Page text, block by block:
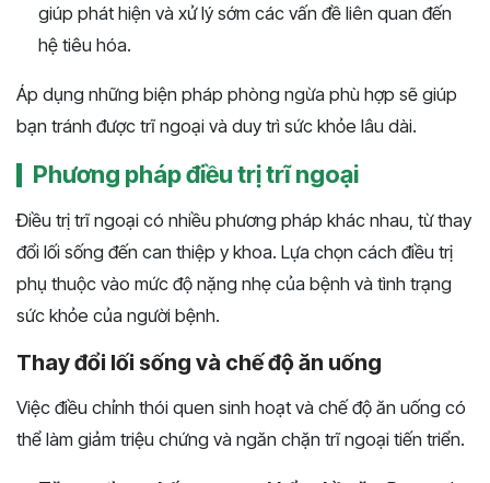
giúp phát hiện và xử lý sớm các vấn đề liên quan đến
hệ tiêu hóa.
Áp dụng những biện pháp phòng ngừa phù hợp sẽ giúp
bạn tránh được trĩ ngoại và duy trì sức khỏe lâu dài.
Phương pháp điều trị trĩ ngoại
Điều trị trĩ ngoại có nhiều phương pháp khác nhau, từ thay
đổi lối sống đến can thiệp y khoa. Lựa chọn cách điều trị
phụ thuộc vào mức độ nặng nhẹ của bệnh và tình trạng
sức khỏe của người bệnh.
Thay đổi lối sống và chế độ ăn uống
Việc điều chỉnh thói quen sinh hoạt và chế độ ăn uống có
thể làm giảm triệu chứng và ngăn chặn trĩ ngoại tiến triển.